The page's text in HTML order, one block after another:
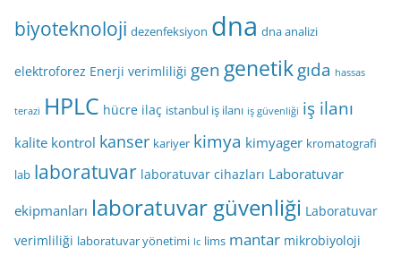
biyoteknoloji dezenfeksiyon dna dna analizi
elektroforez Enerji verimliliği gen genetikgıda hassas
terazi HPLC hücre ilaç istanbul iş ilanı iş güvenliği iş ilanı
kalite kontrol kanser kariyer kimya kimyager kromatografi
lab laboratuvar laboratuvar cihazları Laboratuvar
ekipmanları laboratuvar güvenliği Laboratuvar
verimliliği laboratuvar yönetimi lc lims mantar mikrobiyoloji